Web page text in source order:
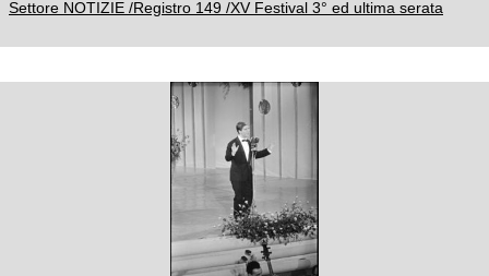
Settore NOTIZIE /Registro 149 /XV Festival 3° ed ultima serata